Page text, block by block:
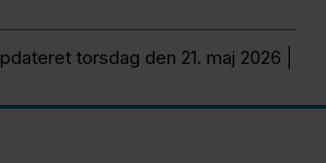
Opdateret torsdag den 21. maj 2026